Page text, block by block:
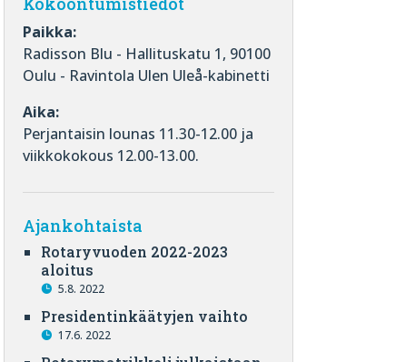
Paikka:
Radisson Blu - Hallituskatu 1, 90100
Oulu - Ravintola Ulen Uleå-kabinetti
Aika:
Perjantaisin lounas 11.30-12.00 ja
viikkokokous 12.00-13.00.
Ajankohtaista
Rotaryvuoden 2022-2023
aloitus
5.8. 2022
Presidentinkäätyjen vaihto
17.6. 2022